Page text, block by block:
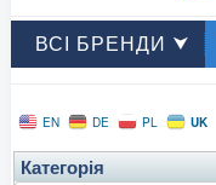
ВСІ БРЕНДИ ⮟
EN DE PL UK
Категорія